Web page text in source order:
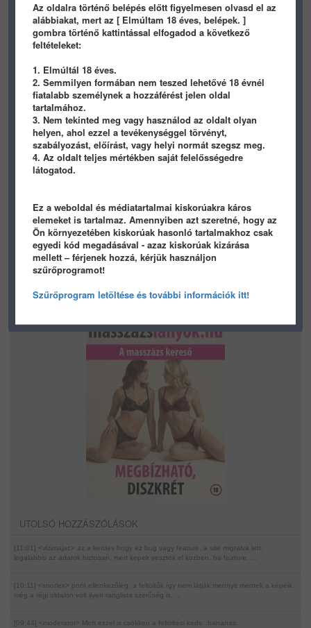
Előző 1 ... 2371 2372
2373
Következő
LEGÚJABB
TARTALOM BEÁLLÍTÁSA
HIRDETES
UTOLSÓ HOZZÁSZÓLÁSOK
[11:01] <vizimajac> az a kerdes hogy ez bug vagy feature. a site migralva lett,
legalabbis az adatok biztosan, mert kepek vesztek el kozben. ha feature, ...
[10:11] <snorlex> pont ellenkezőleg. a feltöltők így nem látják mennyit mentek a képeik.
még a régi oldalon volt ilyen ranglista szerűség is, ...
[09:44] <moderator> Mert ezzel is csökken a feltöltési kedv. :bananas:
Az oldalra történő belépés előtt figyelmesen olvasd el az
alábbiakat, mert az [ Elmúltam 18 éves, belépek. ]
gombra történő kattintással elfogadod a következő
feltételeket:
1. Elmúltál 18 éves.
2. Semmilyen formában nem teszed lehetővé 18 évnél
fiatalabb személynek a hozzáférést jelen oldal
tartalmához.
3. Nem tekinted meg vagy használod az oldalt olyan
helyen, ahol ezzel a tevékenységgel törvényt,
szabályozást, előírást, vagy helyi normát szegsz meg.
4. Az oldalt teljes mértékben saját felelősségedre
látogatod.
Ez a weboldal és médiatartalmai kiskorúakra káros
elemeket is tartalmaz. Amennyiben azt szeretné, hogy az
Ön környezetében kiskorúak hasonló tartalmakhoz csak
egyedi kód megadásával - azaz kiskorúak kizárása
mellett – férjenek hozzá, kérjük használjon
szűrőprogramot!
Szűrőprogram letöltése és további információk itt!